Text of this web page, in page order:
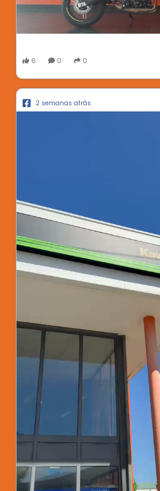
6 0 0
2 semanas atrás